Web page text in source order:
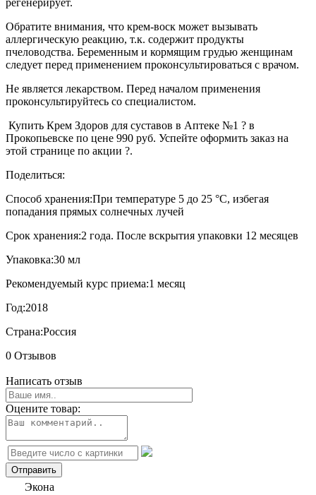
Обратите внимания, что крем-воск может вызывать
аллергическую реакцию, т.к. содержит продукты
пчеловодства. Беременным и кормящим грудью женщинам
следует перед применением проконсультироваться с врачом.
Не является лекарством. Перед началом применения
проконсультируйтесь со специалистом.
Купить Крем Здоров для суставов в Аптеке №1 ? в
Прокопьевске по цене 990 руб. Успейте оформить заказ на
этой странице по акции ?.
Поделиться:
Способ хранения:При температуре 5 до 25 °C, избегая
попадания прямых солнечных лучей
Срок хранения:2 года. После вскрытия упаковки 12 месяцев
Упаковка:30 мл
Рекомендуемый курс приема:1 месяц
Год:2018
Страна:Россия
0 Отзывов
Написать отзыв
Оцените товар:
Экона